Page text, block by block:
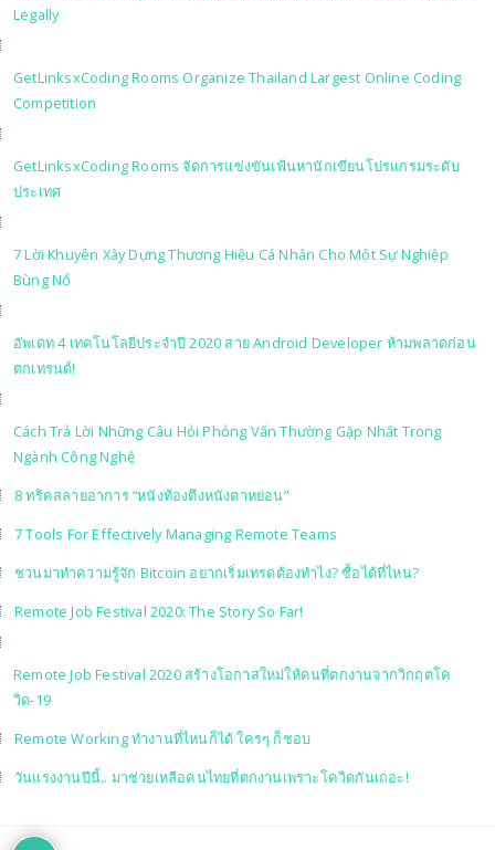
Legally
GetLinksxCoding Rooms Organize Thailand Largest Online Coding
Competition
GetLinksxCoding Rooms จัดการแข่งขันเฟ้นหานักเขียนโปรแกรมระดับ
ประเทศ
7 Lời Khuyên Xây Dựng Thương Hiệu Cá Nhân Cho Một Sự Nghiệp
Bùng Nổ
อัพเดท 4 เทคโนโลยีประจำปี 2020 สาย Android Developer ห้ามพลาดก่อน
ตกเทรนด์!
Cách Trả Lời Những Câu Hỏi Phỏng Vấn Thường Gặp Nhất Trong
Ngành Công Nghệ
8 ทริคสลายอาการ “หนังท้องตึงหนังตาหย่อน”
7 Tools For Effectively Managing Remote Teams
ชวนมาทำความรู้จัก Bitcoin อยากเริ่มเทรดต้องทำไง? ซื้อได้ที่ไหน?
Remote Job Festival 2020: The Story So Far!
Remote Job Festival 2020 สร้างโอกาสใหม่ให้คนที่ตกงานจากวิกฤตโค
วิด-19
Remote Working ทำงานที่ไหนก็ได้ ใครๆ ก็ชอบ
วันแรงงานปีนี้.. มาช่วยเหลือคนไทยที่ตกงานเพราะโควิดกันเถอะ!